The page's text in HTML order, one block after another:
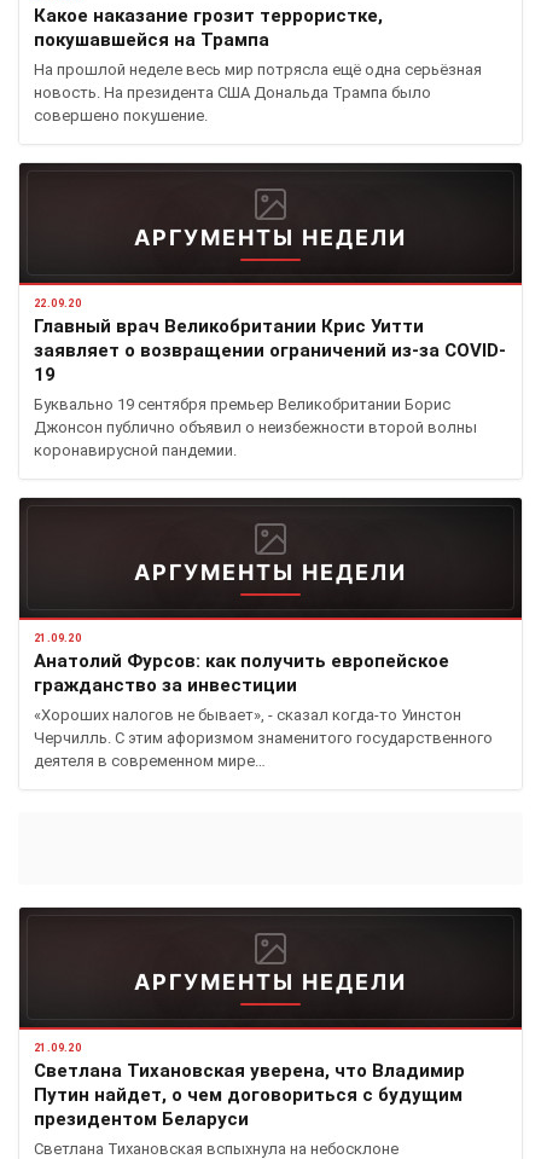
Какое наказание грозит террористке,
покушавшейся на Трампа​
На прошлой неделе весь мир потрясла ещё одна серьёзная
новость. На президента США Дональда Трампа было
совершено покушение.
АРГУМЕНТЫ НЕДЕЛИ
22.09.20
Главный врач Великобритании Крис Уитти
заявляет о возвращении ограничений из-за COVID-
19
Буквально 19 сентября премьер Великобритании Борис
Джонсон публично объявил о неизбежности второй волны
коронавирусной пандемии.
АРГУМЕНТЫ НЕДЕЛИ
21.09.20
Анатолий Фурсов: как получить европейское
гражданство за инвестиции
«Хороших налогов не бывает», - сказал когда-то Уинстон
Черчилль. С этим афоризмом знаменитого государственного
деятеля в современном мире…
АРГУМЕНТЫ НЕДЕЛИ
21.09.20
Светлана Тихановская уверена, что Владимир
Путин найдет, о чем договориться с будущим
президентом Беларуси
Светлана Тихановская вспыхнула на небосклоне